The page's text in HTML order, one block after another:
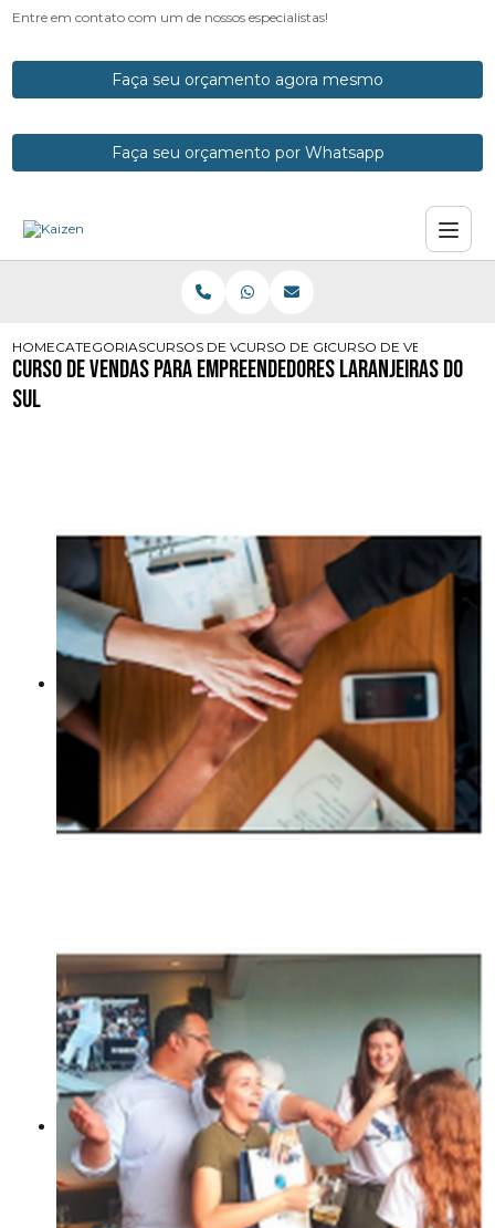
Entre em contato com um de nossos especialistas!
Faça seu orçamento agora mesmo
Faça seu orçamento por Whatsapp
HOMECATEGORIASCURSOS DE VENDA E COMUNICACAO
CURSO DE GESTAO EM VENDAS EM
CURSO DE VENDAS
Curso de Vendas para Empreendedores Laranjeiras do
Sul